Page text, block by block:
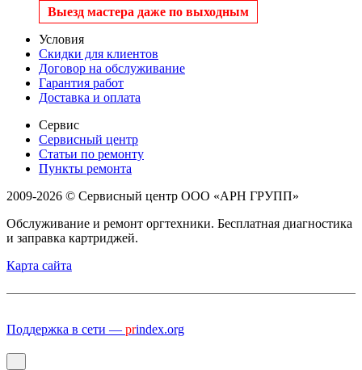
Выезд мастера даже по выходным
Условия
Скидки для клиентов
Договор на обслуживание
Гарантия работ
Доставка и оплата
Сервис
Сервисный центр
Статьи по ремонту
Пункты ремонта
2009-2026 © Сервисный центр ООО «АРН ГРУПП»
Обслуживание и ремонт оргтехники. Бесплатная диагностика
и заправка картриджей.
Карта сайта
Поддержка в сети — prindex.org